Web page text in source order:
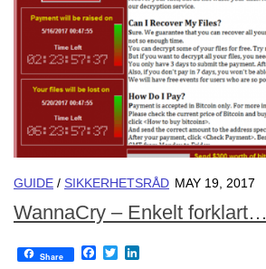
GUIDE / SIKKERHETSRÅD MAY 19, 2017
WannaCry – Enkelt forklart…
Share Facebook
Twitter